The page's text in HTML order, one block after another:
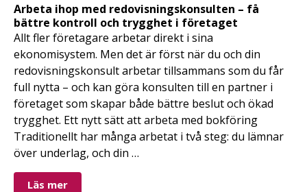
Arbeta ihop med redovisningskonsulten – få
bättre kontroll och trygghet i företaget
Allt fler företagare arbetar direkt i sina
ekonomisystem. Men det är först när du och din
redovisningskonsult arbetar tillsammans som du får
full nytta – och kan göra konsulten till en partner i
företaget som skapar både bättre beslut och ökad
trygghet. Ett nytt sätt att arbeta med bokföring
Traditionellt har många arbetat i två steg: du lämnar
över underlag, och din …
Läs mer